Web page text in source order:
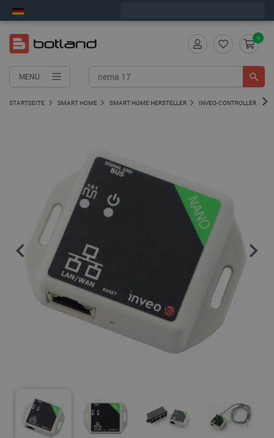
MENU
0
STARTSEITE SMART HOME SMART HOME HERSTELLER INVEO-CONTROLLER